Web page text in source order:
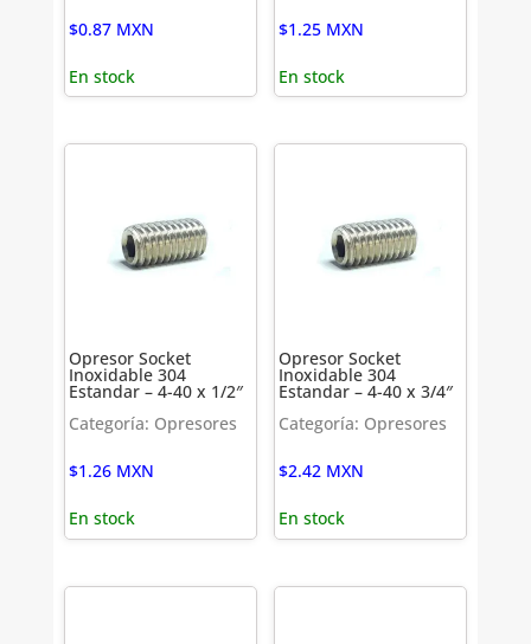
$0.87 MXN
En stock
$1.25 MXN
En stock
Opresor Socket
Inoxidable 304
Estandar – 4-40 x 1/2″
Categoría: Opresores
$1.26 MXN
En stock
Opresor Socket
Inoxidable 304
Estandar – 4-40 x 3/4″
Categoría: Opresores
$2.42 MXN
En stock